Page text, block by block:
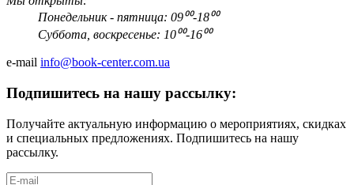
Понедельник - пятница: 09⁰⁰-18⁰⁰
Суббота, воскресенье: 10⁰⁰-16⁰⁰
e-mail info@book-center.com.ua
Подпишитесь на нашу рассылку:
Получайте актуальную информацию о мероприятиях, скидках
и специальных предложениях. Подпишитесь на нашу
рассылку.